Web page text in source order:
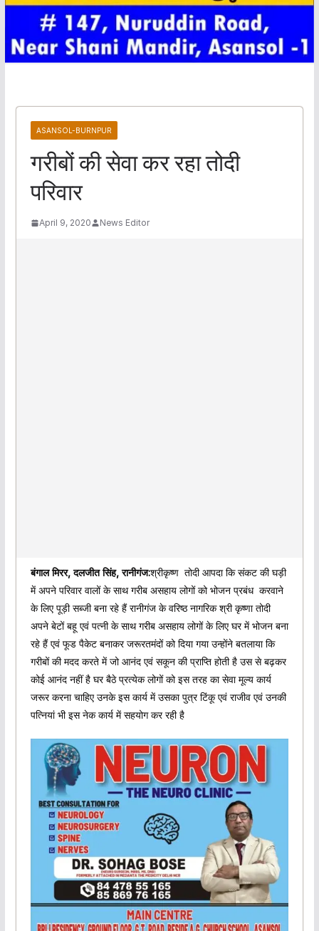
ASANSOL-BURNPUR
गरीबों की सेवा कर रहा तोदी
परिवार
April 9, 2020 News Editor
बंगाल मिरर, दलजीत सिंह, रानीगंज:श्रीकृष्ण तोदी आपदा कि संकट की घड़ी
में अपने परिवार वालों के साथ गरीब असहाय लोगों को भोजन प्रबंध करवाने
के लिए पूड़ी सब्जी बना रहे हैं रानीगंज के वरिष्ठ नागरिक श्री कृष्णा तोदी
अपने बेटों बहू एवं पत्नी के साथ गरीब असहाय लोगों के लिए घर में भोजन बना
रहे हैं एवं फूड पैकेट बनाकर जरूरतमंदों को दिया गया उन्होंने बतलाया कि
गरीबों की मदद करते में जो आनंद एवं सकून की प्राप्ति होती है उस से बढ़कर
कोई आनंद नहीं है घर बैठे प्रत्येक लोगों को इस तरह का सेवा मूल्य कार्य
जरूर करना चाहिए उनके इस कार्य में उसका पुत्र टिंकू एवं राजीव एवं उनकी
पत्नियां भी इस नेक कार्य में सहयोग कर रही है